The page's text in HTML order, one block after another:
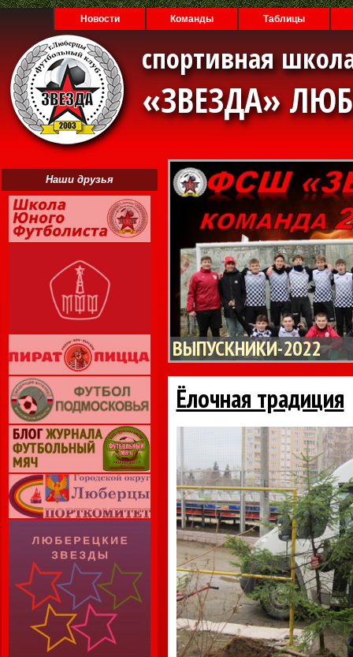
Новости Команды Таблицы
спортивная
«ЗВЕЗДА»
Наши друзья
ВЫПУСКНИКИ-2022
Ёлочная традиция